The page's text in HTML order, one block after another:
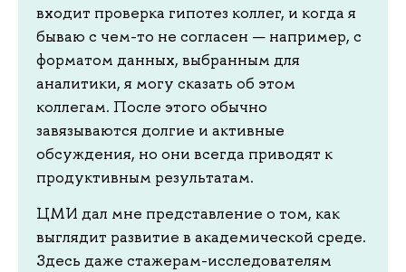
входит проверка гипотез коллег, и когда я
бываю с чем-то не согласен — например, с
форматом данных, выбранным для
аналитики, я могу сказать об этом
коллегам. После этого обычно
завязываются долгие и активные
обсуждения, но они всегда приводят к
продуктивным результатам.
ЦМИ дал мне представление о том, как
выглядит развитие в академической среде.
Здесь даже стажерам-исследователям